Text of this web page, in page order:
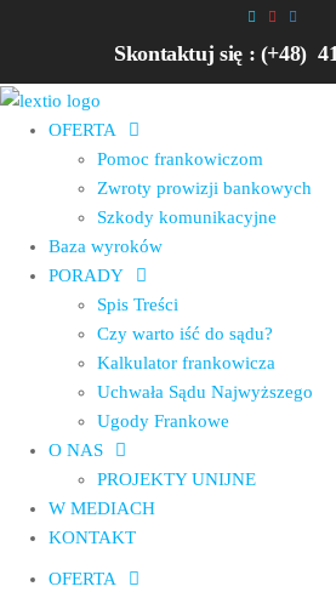
Skontaktuj się : (+48)
OFERTA
Pomoc frankowiczom
Zwroty prowizji bankowych
Szkody komunikacyjne
Baza wyroków
PORADY
Spis Treści
Czy warto iść do sądu?
Kalkulator frankowicza
Uchwała Sądu Najwyższego
Ugody Frankowe
O NAS
PROJEKTY UNIJNE
W MEDIACH
KONTAKT
OFERTA